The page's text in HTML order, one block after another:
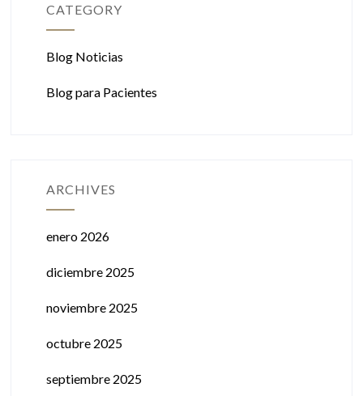
CATEGORY
Blog Noticias
Blog para Pacientes
ARCHIVES
enero 2026
diciembre 2025
noviembre 2025
octubre 2025
septiembre 2025